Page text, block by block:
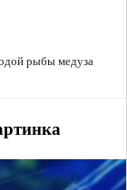
рыбы медуза